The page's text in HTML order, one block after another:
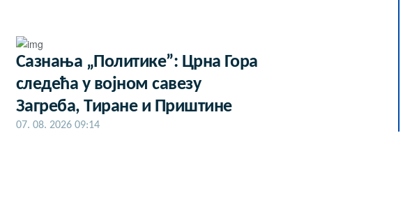
Сазнања „Политике”: Црна Гора
следећа у војном савезу
Загреба, Тиране и Приштине
07. 08. 2026 09:14